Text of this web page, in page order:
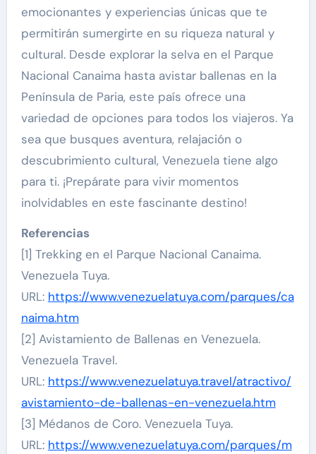
emocionantes y experiencias únicas que te
permitirán sumergirte en su riqueza natural y
cultural. Desde explorar la selva en el Parque
Nacional Canaima hasta avistar ballenas en la
Península de Paria, este país ofrece una
variedad de opciones para todos los viajeros. Ya
sea que busques aventura, relajación o
descubrimiento cultural, Venezuela tiene algo
para ti. ¡Prepárate para vivir momentos
inolvidables en este fascinante destino!
Referencias
[1] Trekking en el Parque Nacional Canaima.
Venezuela Tuya.
URL: https://www.venezuelatuya.com/parques/ca
naima.htm
[2] Avistamiento de Ballenas en Venezuela.
Venezuela Travel.
URL: https://www.venezuelatuya.travel/atractivo/
avistamiento-de-ballenas-en-venezuela.htm
[3] Médanos de Coro. Venezuela Tuya.
URL: https://www.venezuelatuya.com/parques/m